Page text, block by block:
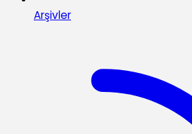
Arşivler